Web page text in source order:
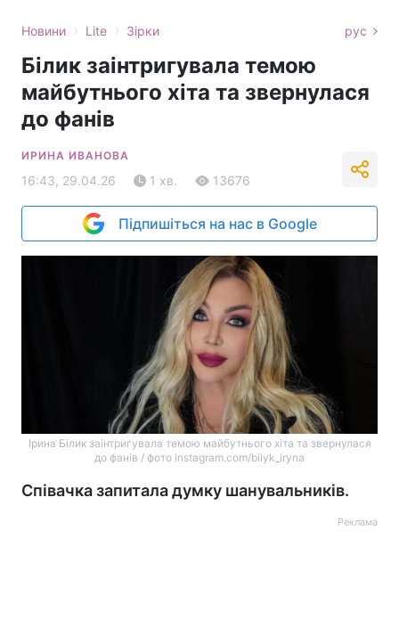
Новини › Lite › Зірки рус
Білик заінтригувала темою
майбутнього хіта та звернулася
до фанів
ИРИНА ИВАНОВА
16:43, 29.04.26 1 хв. 13676
Підпишіться на нас в Google
Ірина Білик заінтригувала темою майбутнього хіта та звернулася
до фанів / фото instagram.com/bilyk_iryna
Співачка запитала думку шанувальників.
Реклама